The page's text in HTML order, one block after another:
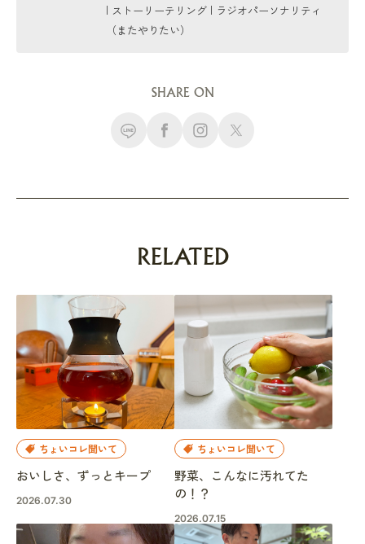
| ストーリーテリング | ラジオパーソナリティ
（またやりたい）
SHARE ON
RELATED
ちょいコレ聞いて
おいしさ、ずっとキープ
2026.07.30
ちょいコレ聞いて
野菜、こんなに汚れてた
の！？
2026.07.15